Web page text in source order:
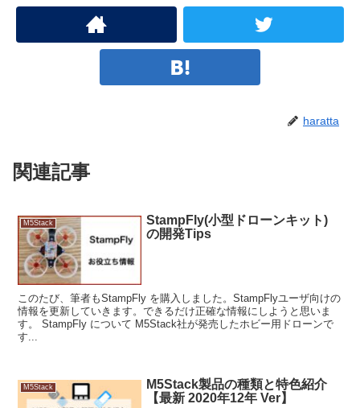
  int32_t cursor_x = canvas.getCursorX() - scrollstep;
  if (cursor_x <= 0)
    textpos = 0;
  canvas.setCursor(cursor_x, 0);
  canvas.scroll(-scrollstep, 0);
  {
    canvas.print(text[textpos++]);
    cursor_x = canvas.getCursorX();
  }
  display.waitDisplay();
  int y = (display.height() - canvas.height()) >> 1;
}
haratta
関連記事
M5Stack
StampFly(小型ドローンキット)
の開発Tips
このたび、筆者もStampFly を購入しました。StampFlyユーザ向けの
情報を更新していきます。できるだけ正確な情報にしようと思いま
す。 StampFly について M5Stack社が発売したホビー用ドローンで
す...
M5Stack
M5Stack製品の種類と特色紹介
【最新 2020年12年 Ver】